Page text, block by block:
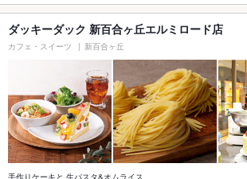
ダッキーダック 新百合ヶ丘エルミロード店
カフェ・スイーツ 新百合ヶ丘
手作りケーキと 生パスタ&オムライス